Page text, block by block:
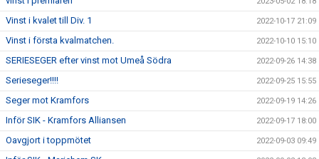
Vinst i kvalet till Div. 1 2022-10-17 21:09
Vinst i första kvalmatchen. 2022-10-10 15:10
SERIESEGER efter vinst mot Umeå Södra 2022-09-26 14:38
Serieseger!!!! 2022-09-25 15:55
Seger mot Kramfors 2022-09-19 14:26
Inför SIK - Kramfors Alliansen 2022-09-17 18:00
Oavgjort i toppmötet 2022-09-03 09:49